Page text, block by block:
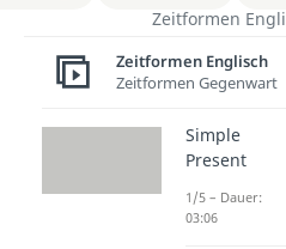
Zeitformen
Zeitformen
Present
Weitere
zum Video
zum Beitrag:
Zeitformen Englisch
Zeitformen Gegenwart
Simple
Present
1/5 – Dauer:
03:06